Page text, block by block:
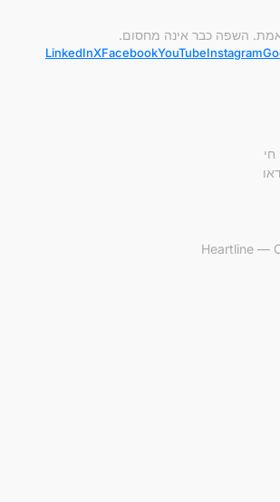
אמת. השפה כבר אינה מחסום.
Instagram
YouTube
Facebook
X
LinkedIn
חי
Heartline —